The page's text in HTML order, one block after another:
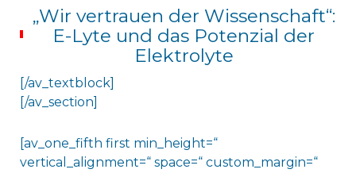
„Wir vertrauen der Wissenschaft“:
E-Lyte und das Potenzial der
Elektrolyte
[/av_textblock]
[/av_section]
[av_one_fifth first min_height=“
vertical_alignment=“ space=“ custom_margin=“